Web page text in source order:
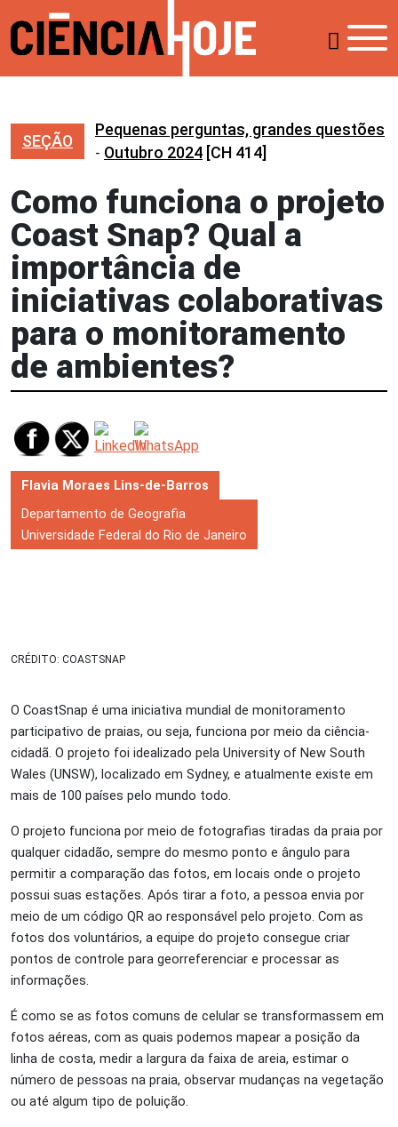
SEÇÃO
Pequenas perguntas, grandes questões
- Outubro 2024 [CH 414]
Como funciona o projeto
Coast Snap? Qual a
importância de
iniciativas colaborativas
para o monitoramento
de ambientes?
Flavia Moraes Lins-de-Barros
Departamento de Geografia
Universidade Federal do Rio de Janeiro
CRÉDITO: COASTSNAP
O CoastSnap é uma iniciativa mundial de monitoramento
participativo de praias, ou seja, funciona por meio da ciência-
cidadã. O projeto foi idealizado pela University of New South
Wales (UNSW), localizado em Sydney, e atualmente existe em
mais de 100 países pelo mundo todo.
O projeto funciona por meio de fotografias tiradas da praia por
qualquer cidadão, sempre do mesmo ponto e ângulo para
permitir a comparação das fotos, em locais onde o projeto
possui suas estações. Após tirar a foto, a pessoa envia por
meio de um código QR ao responsável pelo projeto. Com as
fotos dos voluntários, a equipe do projeto consegue criar
pontos de controle para georreferenciar e processar as
informações.
É como se as fotos comuns de celular se transformassem em
fotos aéreas, com as quais podemos mapear a posição da
linha de costa, medir a largura da faixa de areia, estimar o
número de pessoas na praia, observar mudanças na vegetação
ou até algum tipo de poluição.